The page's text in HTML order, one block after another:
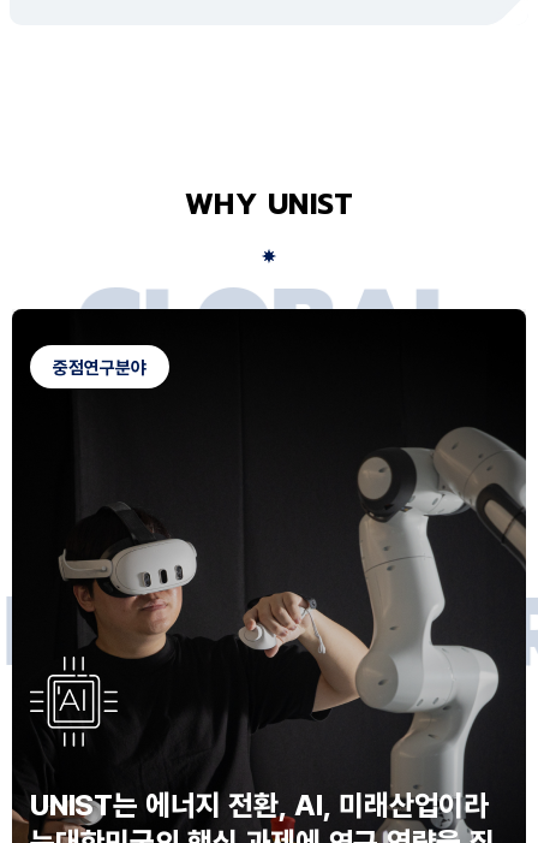
WHY UNIST
GLOBAL
CA S
R
FU TU RE
NNOVATO
S
중점연구분야
UNIST는 에너지 전환, AI, 미래산업이라